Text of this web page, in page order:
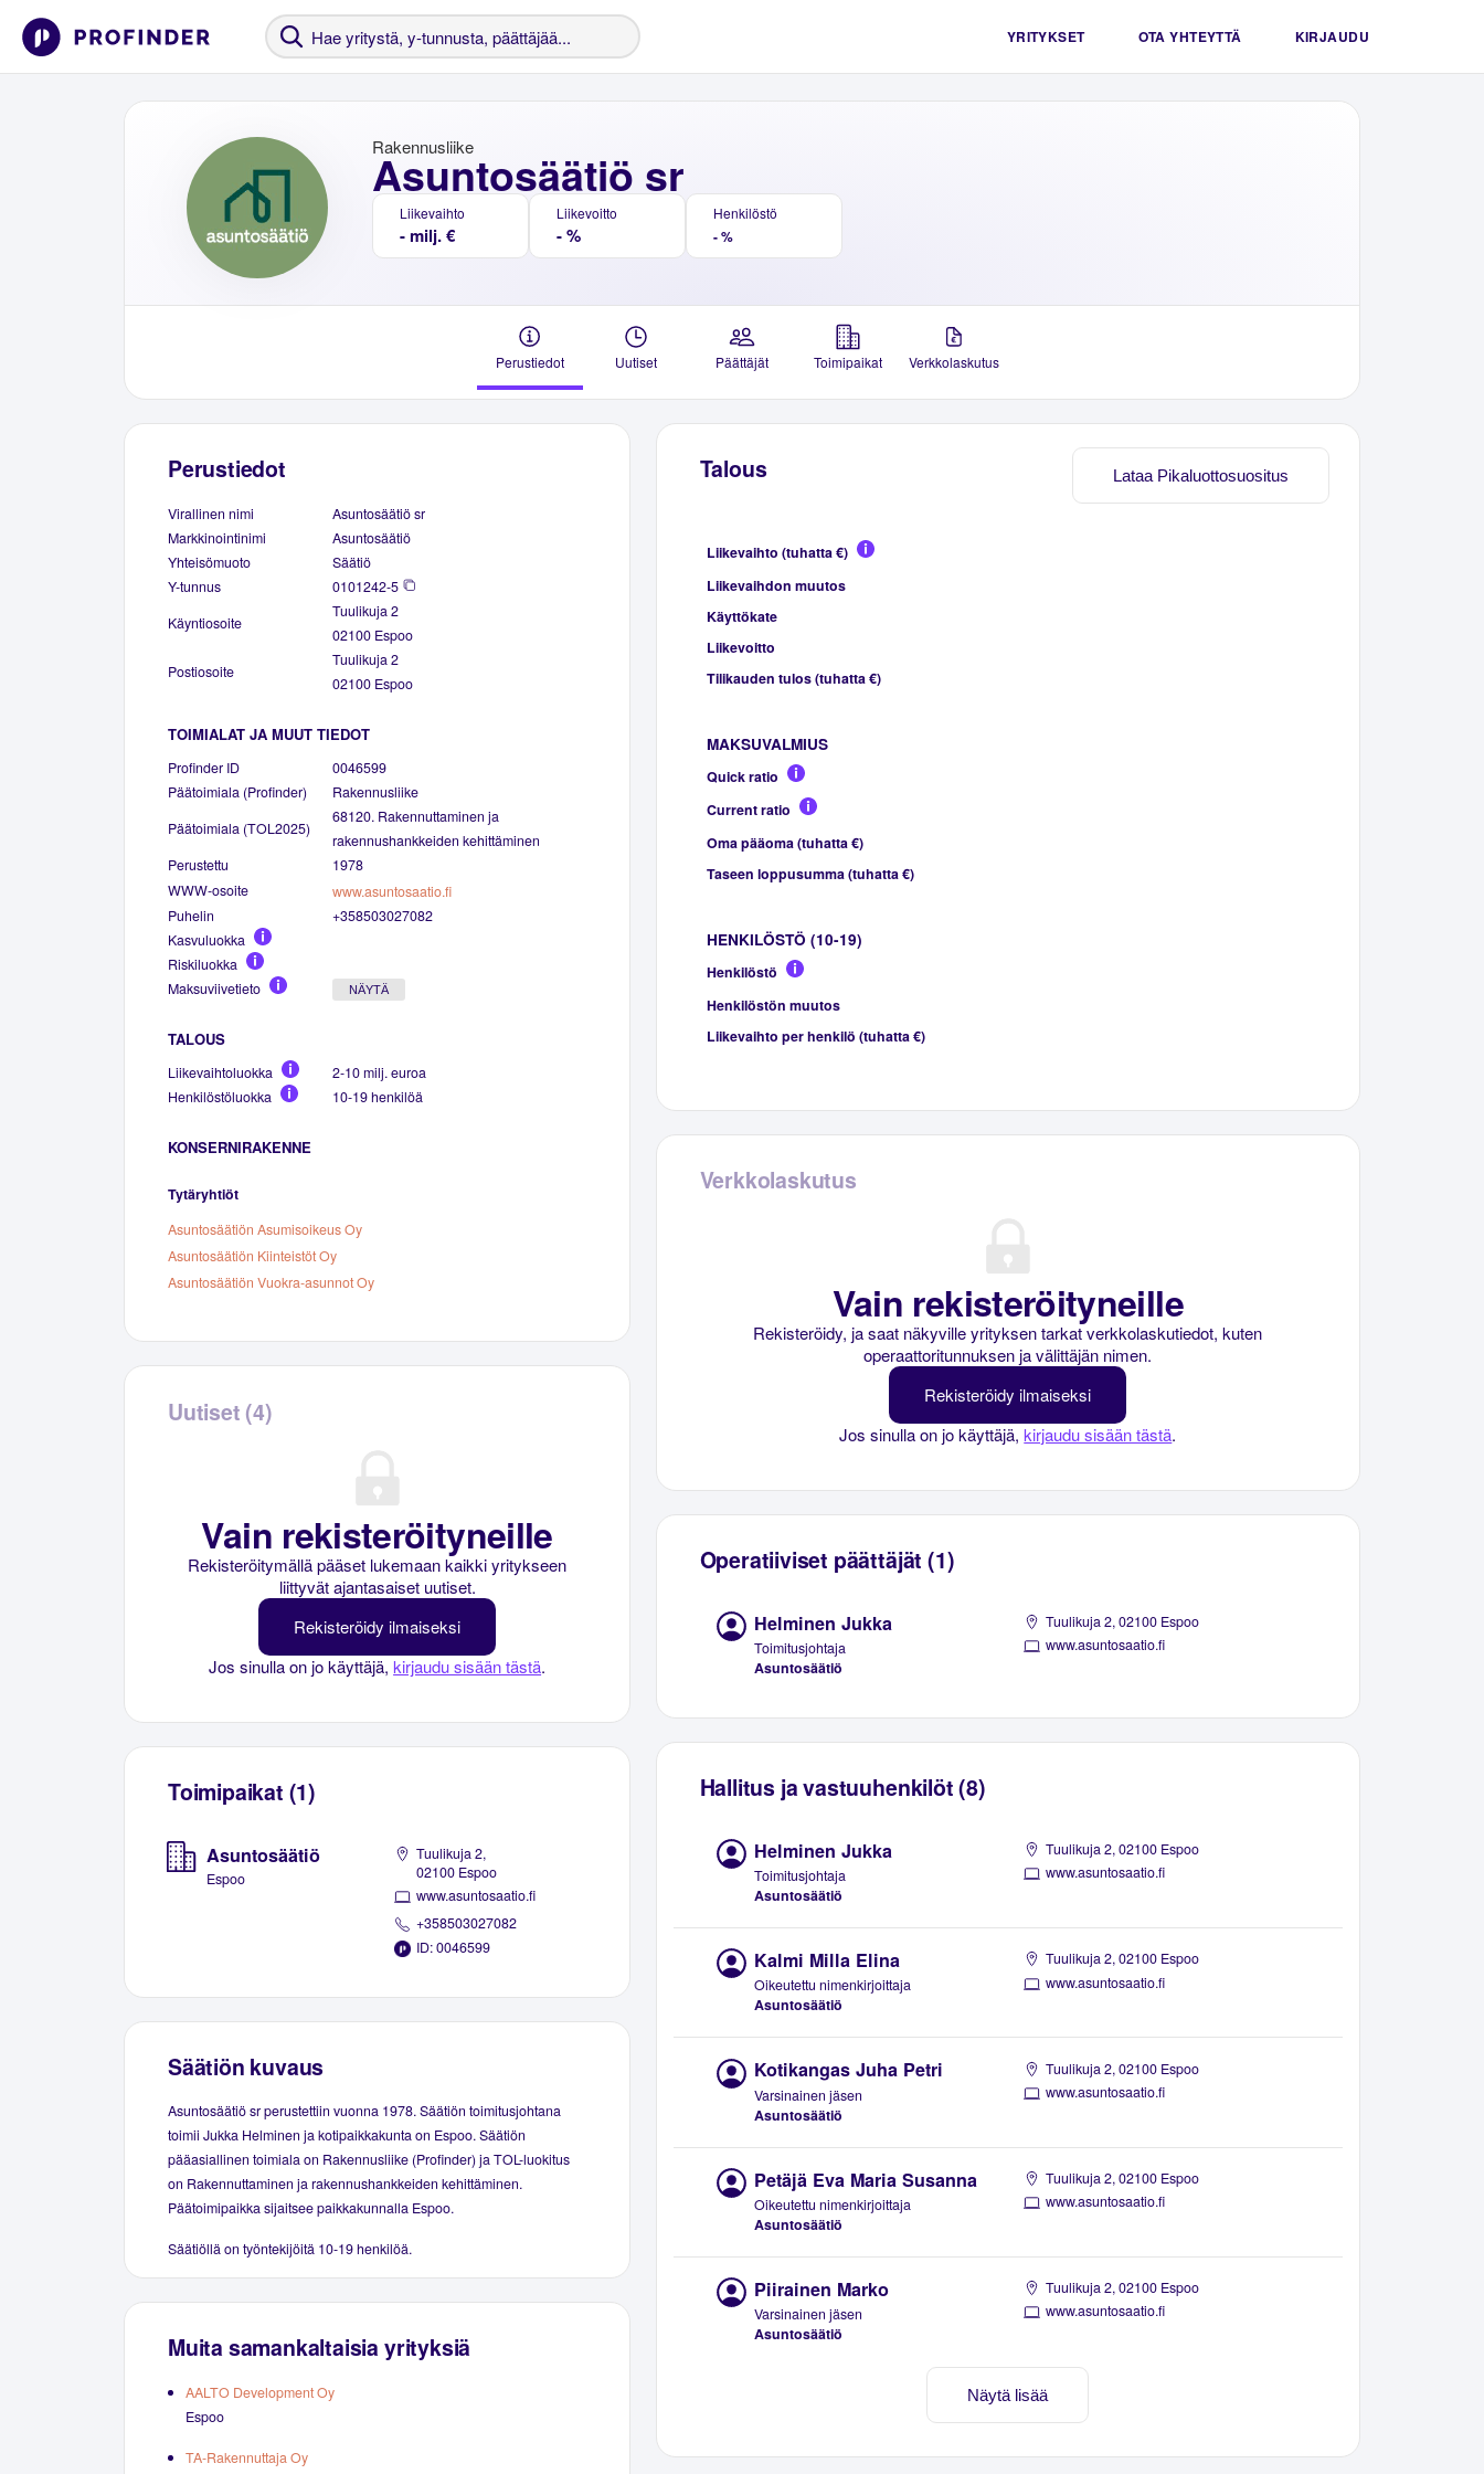
YRITYKSET OTA YHTEYTTÄ KIRJAUDU
Asuntosäätiö sr
Rakennusliike
Liikevaihto
- milj. €
Liikevoitto
- %
Henkilöstö
- %
Perustiedot Uutiset Päättäjät Toimipaikat Verkkolaskutus
Perustiedot
Virallinen nimi
Asuntosäätiö sr
Markkinointinimi
Asuntosäätiö
Yhteisömuoto
Säätiö
Y-tunnus
0101242-5
Käyntiosoite
Tuulikuja 2
02100 Espoo
Postiosoite
Tuulikuja 2
02100 Espoo
TOIMIALAT JA MUUT TIEDOT
Profinder ID
0046599
Päätoimiala (Profinder)
Rakennusliike
Päätoimiala (TOL2025)
68120. Rakennuttaminen ja
rakennushankkeiden kehittäminen
Perustettu
1978
WWW-osoite
www.asuntosaatio.fi
Puhelin
+358503027082
Kasvuluokka
Riskiluokka
Maksuviivetieto
NÄYTÄ
TALOUS
Liikevaihtoluokka
2-10 milj. euroa
Henkilöstöluokka
10-19 henkilöä
KONSERNIRAKENNE
Tytäryhtiöt
Asuntosäätiön Asumisoikeus Oy
Asuntosäätiön Kiinteistöt Oy
Asuntosäätiön Vuokra-asunnot Oy
Uutiset (4)
Vain rekisteröityneille
Rekisteröitymällä pääset lukemaan kaikki yritykseen
liittyvät ajantasaiset uutiset.
Rekisteröidy ilmaiseksi
Jos sinulla on jo käyttäjä,kirjaudu sisään tästä.
Toimipaikat (1)
Asuntosäätiö
Espoo
Tuulikuja 2,
02100 Espoo
www.asuntosaatio.fi
+358503027082
ID: 0046599
Säätiön kuvaus
Asuntosäätiö sr perustettiin vuonna 1978. Säätiön toimitusjohtana
toimii Jukka Helminen ja kotipaikkakunta on Espoo. Säätiön
pääasiallinen toimiala on Rakennusliike (Profinder) ja TOL-luokitus
on Rakennuttaminen ja rakennushankkeiden kehittäminen.
Päätoimipaikka sijaitsee paikkakunnalla Espoo.
Säätiöllä on työntekijöitä 10-19 henkilöä.
Muita samankaltaisia yrityksiä
AALTO Development Oy
Espoo
TA-Rakennuttaja Oy
Lataa Pikaluottosuositus
Talous
Liikevaihto (tuhatta €)
Liikevaihdon muutos
Käyttökate
Liikevoitto
Tilikauden tulos (tuhatta €)
MAKSUVALMIUS
Quick ratio
Current ratio
Oma pääoma (tuhatta €)
Taseen loppusumma (tuhatta €)
HENKILÖSTÖ (10-19)
Henkilöstö
Henkilöstön muutos
Liikevaihto per henkilö (tuhatta €)
Verkkolaskutus
Vain rekisteröityneille
Rekisteröidy, ja saat näkyville yrityksen tarkat verkkolaskutiedot, kuten
operaattoritunnuksen ja välittäjän nimen.
Rekisteröidy ilmaiseksi
Jos sinulla on jo käyttäjä,kirjaudu sisään tästä.
Operatiiviset päättäjät (1)
Helminen Jukka
Toimitusjohtaja
Asuntosäätiö
Tuulikuja 2, 02100 Espoo
www.asuntosaatio.fi
Hallitus ja vastuuhenkilöt (8)
Helminen Jukka
Toimitusjohtaja
Asuntosäätiö
Tuulikuja 2, 02100 Espoo
www.asuntosaatio.fi
Kalmi Milla Elina
Oikeutettu nimenkirjoittaja
Asuntosäätiö
Tuulikuja 2, 02100 Espoo
www.asuntosaatio.fi
Kotikangas Juha Petri
Varsinainen jäsen
Asuntosäätiö
Tuulikuja 2, 02100 Espoo
www.asuntosaatio.fi
Petäjä Eva Maria Susanna
Oikeutettu nimenkirjoittaja
Asuntosäätiö
Tuulikuja 2, 02100 Espoo
www.asuntosaatio.fi
Piirainen Marko
Varsinainen jäsen
Asuntosäätiö
Tuulikuja 2, 02100 Espoo
www.asuntosaatio.fi
Näytä lisää